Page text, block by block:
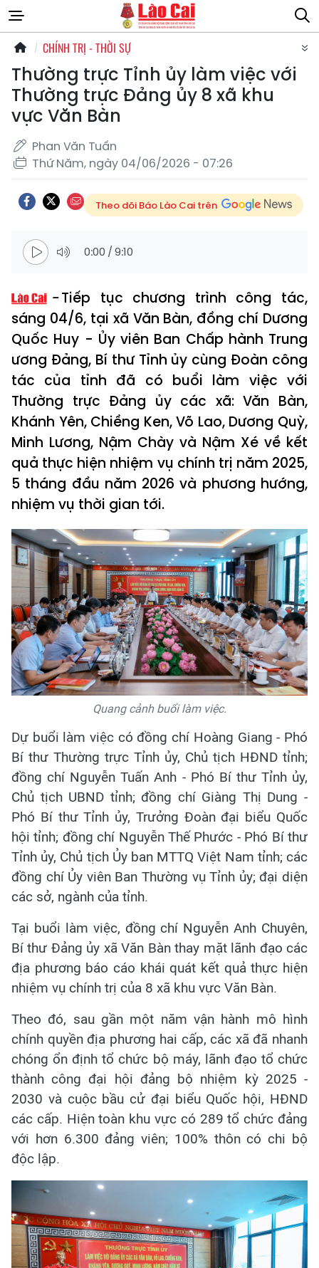
CHÍNH TRỊ - THỜI SỰ
Thường trực Tỉnh ủy làm việc với
Thường trực Đảng ủy 8 xã khu
vực Văn Bàn
Phan Văn Tuấn
Thứ Năm, ngày 04/06/2026 - 07:26
Theo dõi Báo Lào Cai trên
0:00 /9:10
Tiếp tục chương trình công tác,
sáng 04/6, tại xã Văn Bàn, đồng chí Dương
Quốc Huy - Ủy viên Ban Chấp hành Trung
ương Đảng, Bí thư Tỉnh ủy cùng Đoàn công
tác của tỉnh đã có buổi làm việc với
Thường trực Đảng ủy các xã: Văn Bàn,
Khánh Yên, Chiềng Ken, Võ Lao, Dương Quỳ,
Minh Lương, Nậm Chày và Nậm Xé về kết
quả thực hiện nhiệm vụ chính trị năm 2025,
5 tháng đầu năm 2026 và phương hướng,
nhiệm vụ thời gian tới.
Quang cảnh buổi làm việc.
Dự buổi làm việc có đồng chí Hoàng Giang - Phó
Bí thư Thường trực Tỉnh ủy, Chủ tịch HĐND tỉnh;
đồng chí Nguyễn Tuấn Anh - Phó Bí thư Tỉnh ủy,
Chủ tịch UBND tỉnh; đồng chí Giàng Thị Dung -
Phó Bí thư Tỉnh ủy, Trưởng Đoàn đại biểu Quốc
hội tỉnh; đồng chí Nguyễn Thế Phước - Phó Bí thư
Tỉnh ủy, Chủ tịch Ủy ban MTTQ Việt Nam tỉnh; các
đồng chí Ủy viên Ban Thường vụ Tỉnh ủy; đại diện
các sở, ngành của tỉnh.
Tại buổi làm việc, đồng chí Nguyễn Anh Chuyên,
Bí thư Đảng ủy xã Văn Bàn thay mặt lãnh đạo các
địa phương báo cáo khái quát kết quả thực hiện
nhiệm vụ chính trị của 8 xã khu vực Văn Bàn.
Theo đó, sau gần một năm vận hành mô hình
chính quyền địa phương hai cấp, các xã đã nhanh
chóng ổn định tổ chức bộ máy, lãnh đạo tổ chức
thành công đại hội đảng bộ nhiệm kỳ 2025 -
2030 và cuộc bầu cử đại biểu Quốc hội, HĐND
các cấp. Hiện toàn khu vực có 289 tổ chức đảng
với hơn 6.300 đảng viên; 100% thôn có chi bộ
độc lập.